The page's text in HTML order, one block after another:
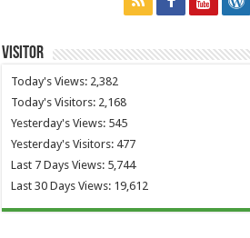
Visitor
Today's Views: 2,382
Today's Visitors: 2,168
Yesterday's Views: 545
Yesterday's Visitors: 477
Last 7 Days Views: 5,744
Last 30 Days Views: 19,612